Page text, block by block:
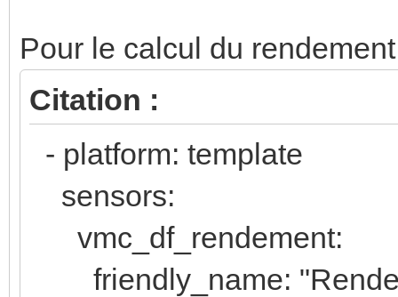
Pour le calcul du
Citation :
- platform: template
sensors:
vmc_df_rendement:
friendly_name: